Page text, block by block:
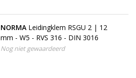
NORMA Leidingklem RSGU 2 | 12
mm - W5 - RVS 316 - DIN 3016
Nog niet gewaardeerd